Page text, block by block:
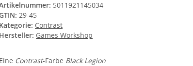
5011921145034
29-45
Kategorie: Contrast
Hersteller: Games Workshop
Eine Contrast-Farbe Black Legion